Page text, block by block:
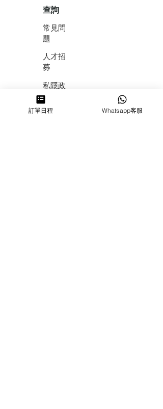
查詢
常見問
題
人才招
募
私隱政
策
​積分計
訂單日程 Whatsapp客服